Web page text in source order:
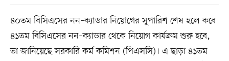
৪০তম বিসিএসের নন–ক্যাডার নিয়োগের সুপারিশ শেষ হলে কবে
৪১তম বিসিএসের নন–ক্যাডার থেকে নিয়োগ কার্যক্রম শুরু হবে,
তা জানিয়েছে সরকারি কর্ম কমিশন (পিএসসি)। এ ছাড়া ৪১তম